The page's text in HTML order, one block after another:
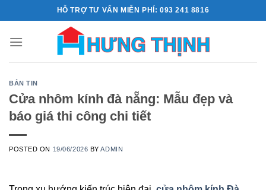
to
content
HỖ TRỢ TƯ VẤN MIỄN PHÍ: 093 241 8816
BẢN TIN
Cửa nhôm kính đà nẵng: Mẫu đẹp và
báo giá thi công chi tiết
POSTED ON 19/06/2026 BYADMIN